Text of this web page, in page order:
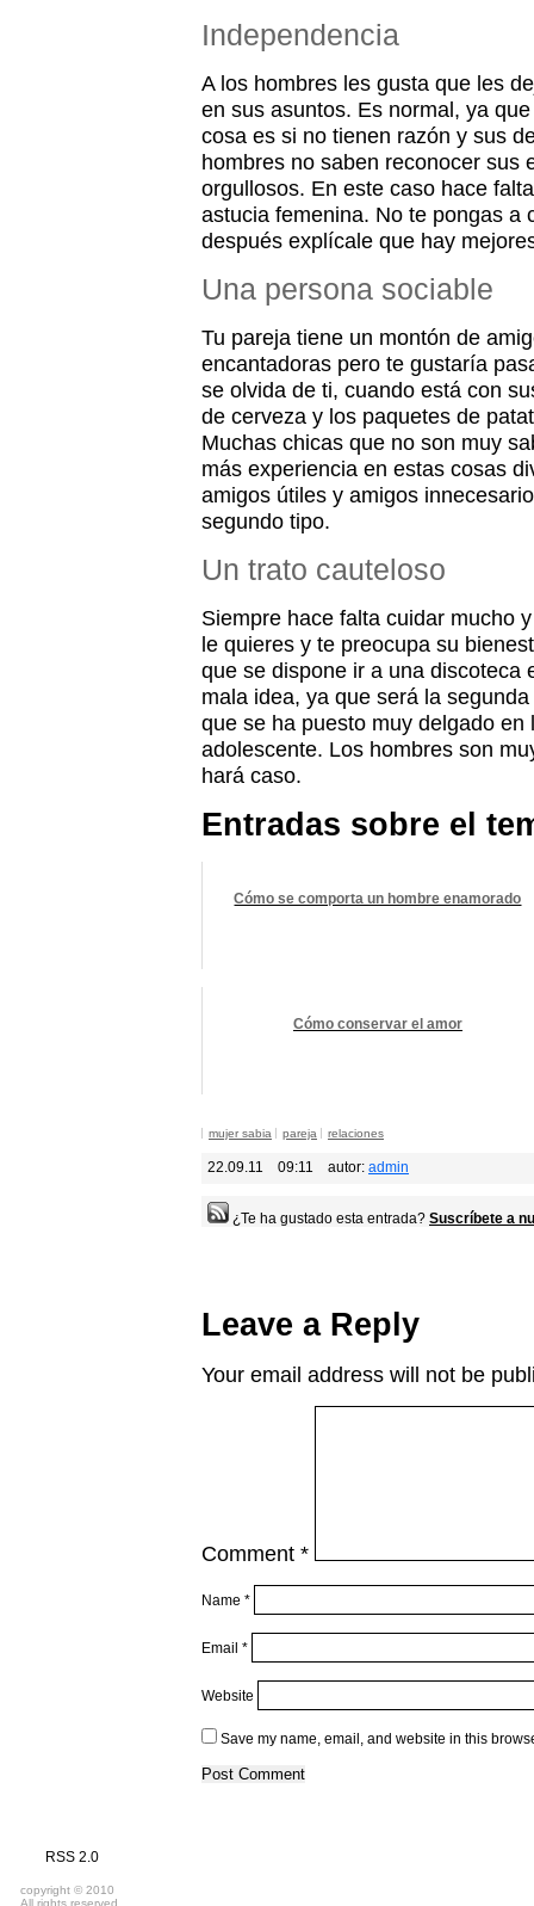
Independencia
A los hombres les gusta que les
en sus asuntos. Es normal, ya
cosa es si no tienen razón y sus
hombres no saben reconocer sus
orgullosos. En este caso hace
astucia femenina. No te pongas a
después explícale que hay
Una persona sociable
Tu pareja tiene un montón de
encantadoras pero te gustaría
se olvida de ti, cuando está con
de cerveza y los paquetes de
Muchas chicas que no son muy
más experiencia en estas cosas
amigos útiles y amigos
segundo tipo.
Un trato cauteloso
Siempre hace falta cuidar mucho
le quieres y te preocupa su
que se dispone ir a una discoteca
mala idea, ya que será la
que se ha puesto muy delgado
adolescente. Los hombres son
hará caso.
Entradas sobre el
Cómo se comporta un hombre enamorado
Cómo conservar el amor
mujer sabia pareja relaciones
22.09.11 09:11 autor: admin
¿Te ha gustado esta entrada? Suscríbete a
Leave a Reply
Your email address will not be
Comment *
Name *
Email *
Website
Save my name, email, and website in this
RSS 2.0
copyright © 2010
All rights reserved